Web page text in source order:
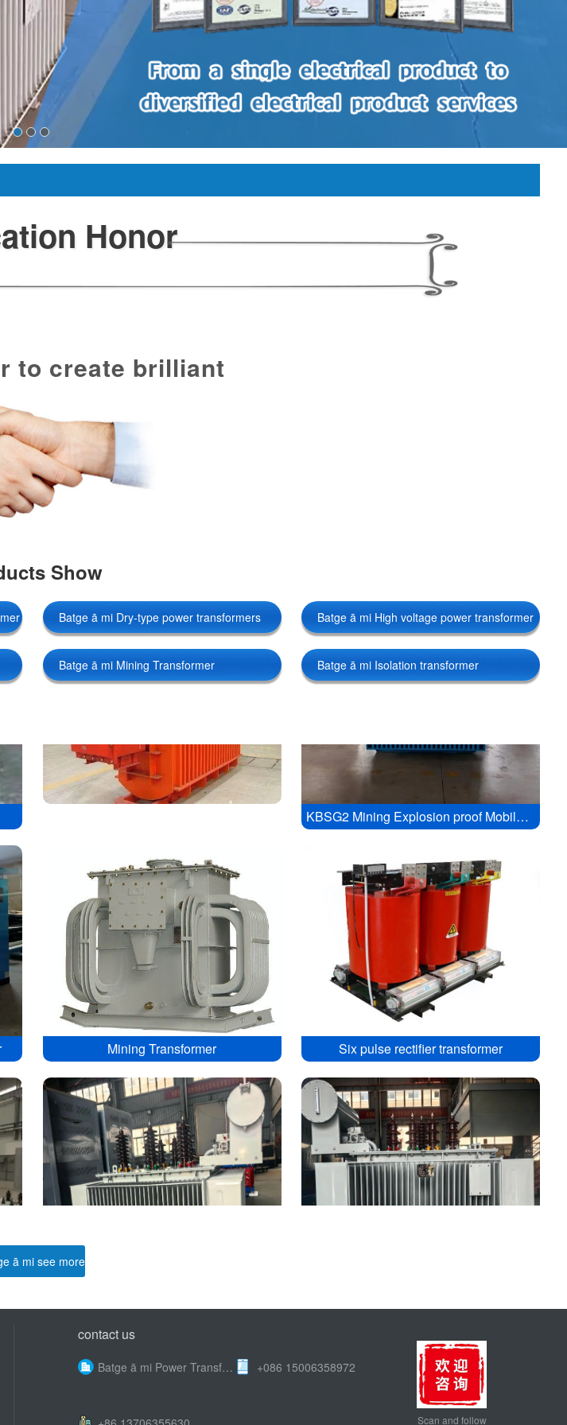
Linguae Latinae
Honor
to create brilliant
Show
Batge ā mi Dry-type power transformers Batge ā mi High voltage power transformer
Batge ā mi Mining Transformer Batge ā mi Isolation transformer
Mining Transformer Six pulse rectifier transformer
ā mi see more
contact us
Batge ā mi Power Transformer Manufacturer +086 15006358972
Scan and follow